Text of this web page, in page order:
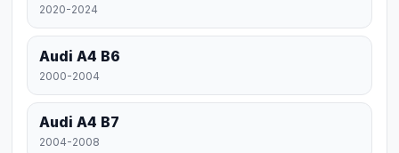
2020-2024
Audi A4 B6
2000-2004
Audi A4 B7
2004-2008